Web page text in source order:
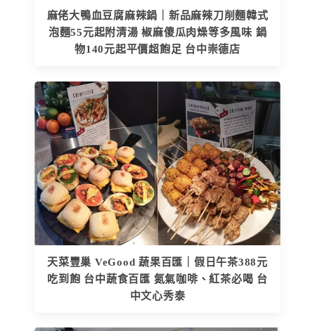
麻佬大鴨血豆腐麻辣鍋｜新品麻辣刀削麵韓式
泡麵55元起附清湯 椒麻傻瓜肉燥等多風味 鍋
物140元起平價超飽足 台中崇德店
天菜豐巢 VeGood 蔬果百匯｜假日午茶388元
吃到飽 台中蔬食百匯 氮氣咖啡、紅茶必喝 台
中文心秀泰